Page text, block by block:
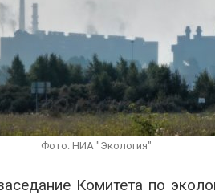
Фото: НИА "Экология"
Комитета по
Авг 7, 2026
Американские экологи
предупредили о
масштабном
из-за
пены
Авг 7, 2026
России по итогам 2025